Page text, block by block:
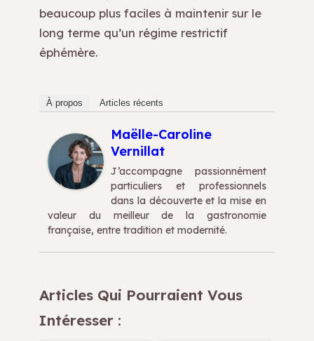
beaucoup plus faciles à maintenir sur le
long terme qu’un régime restrictif
éphémère.
À propos Articles récents
Maëlle-Caroline
Vernillat
J’accompagne passionnément
particuliers et professionnels
dans la découverte et la mise en
valeur du meilleur de la gastronomie
française, entre tradition et modernité.
Articles Qui Pourraient Vous
Intéresser :